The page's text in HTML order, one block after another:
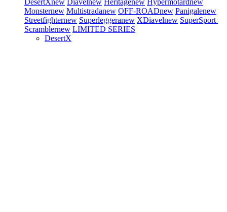
DesertXnew Diavelnew Heritagenew Hypermotardnew
Monsternew Multistradanew OFF-ROADnew Panigalenew
Streetfighternew Superleggeranew XDiavelnew SuperSport
Scramblernew LIMITED SERIES
DesertX